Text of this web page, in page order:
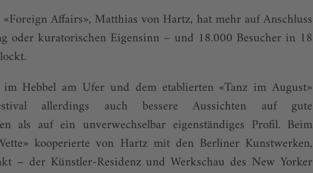
Affairs», Matthias von Hartz, hat mehr auf Anschluss
oder kuratorischen Eigensinn – und 18.000 Besucher in 18
im Hebbel am Ufer und dem etablierten «Tanz im August»
allerdings auch bessere Aussichten auf gute
als auf ein unverwechselbar eigenständiges Profil. Beim
kooperierte von Hartz mit den Berliner Kunstwerken,
– der Künstler-Residenz und Werkschau des New Yorker